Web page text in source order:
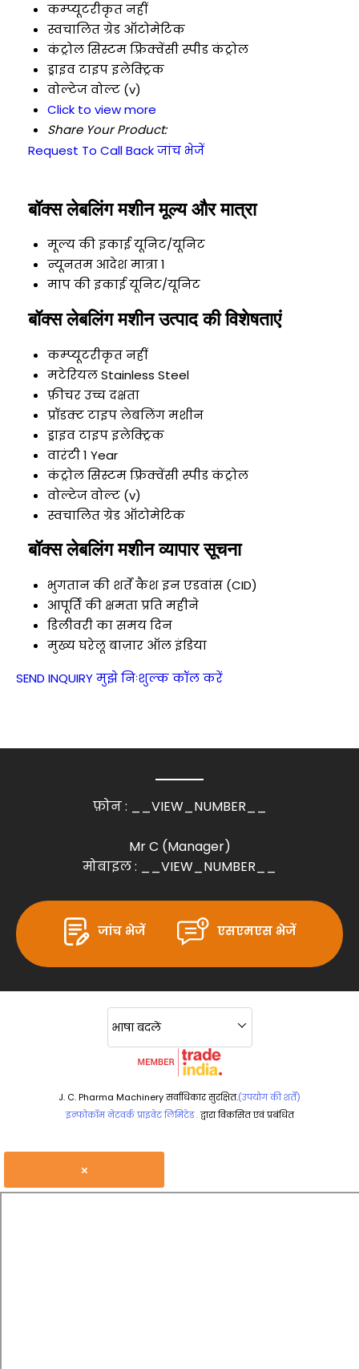
कम्प्यूटरीकृतनहीं
स्वचालित ग्रेड ऑटोमेटिक
कंट्रोल सिस्टमफ़्रिक्वेंसी स्पीड कंट्रोल
ड्राइव टाइपइलेक्ट्रिक
वोल्टेजवोल्ट (v)
Click to view more
Share Your Product:
Request To Call Backजांच भेजें
बॉक्स लेबलिंग मशीन मूल्य और मात्रा
मूल्य की इकाईयूनिट/यूनिट
न्यूनतम आदेश मात्रा1
माप की इकाईयूनिट/यूनिट
बॉक्स लेबलिंग मशीन उत्पाद की विशेषताएं
कम्प्यूटरीकृतनहीं
मटेरियलStainless Steel
फ़ीचरउच्च दक्षता
प्रॉडक्ट टाइपलेबलिंग मशीन
ड्राइव टाइपइलेक्ट्रिक
वारंटी1 Year
कंट्रोल सिस्टमफ़्रिक्वेंसी स्पीड कंट्रोल
वोल्टेजवोल्ट (v)
स्वचालित ग्रेड ऑटोमेटिक
बॉक्स लेबलिंग मशीन व्यापार सूचना
भुगतान की शर्तेंकैश इन एडवांस (CID)
आपूर्ति की क्षमताप्रति महीने
डिलीवरी का समयदिन
मुख्य घरेलू बाज़ार ऑल इंडिया
SEND INQUIRYमुझे निःशुल्क कॉल करें
फ़ोन : __VIEW_NUMBER__
Mr C (Manager)
मोबाइल :
__VIEW_NUMBER__
जांच भेजें एसएमएस भेजें
J. C. Pharma Machinery सर्वाधिकार सुरक्षित.(उपयोग की शर्तें)
इन्फोकॉम नेटवर्क प्राइवेट लिमिटेड .द्वारा विकसित एवं प्रबंधित
भाषा बदलें
×